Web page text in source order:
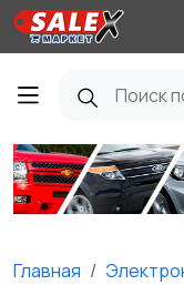
Главная